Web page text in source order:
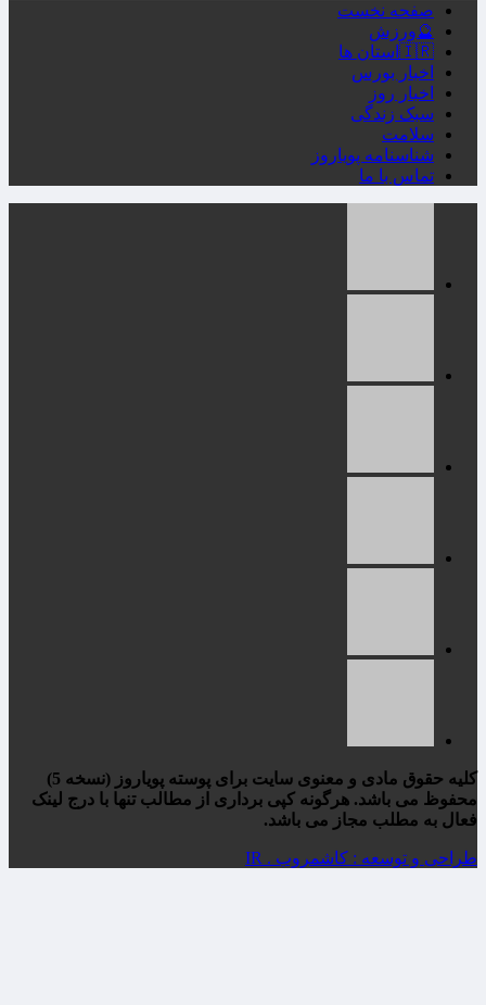
صفحه نخست
🔮ورزش
🇮🇷استان ها
اخبار بورس
اخبار روز
سبک زندگی
سلامت
شناسنامه پویاروز
تماس با ما
فعال به مطلب مجاز می باشد.
طراحی و توسعه : کاشمروب . IR